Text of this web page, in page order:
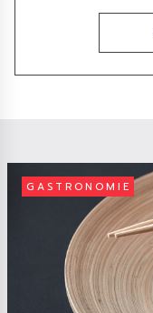
GASTRONOMIE